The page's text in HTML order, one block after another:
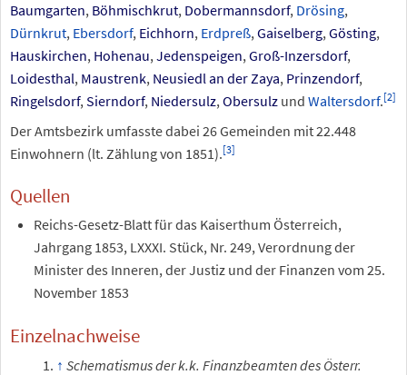
Baumgarten, Böhmischkrut, Dobermannsdorf, Drösing,
Dürnkrut, Ebersdorf, Eichhorn, Erdpreß,Gaiselberg,Gösting,
Hauskirchen, Hohenau,Jedenspeigen,Groß-Inzersdorf,
Loidesthal, Maustrenk, Neusiedl an der Zaya, Prinzendorf,
Ringelsdorf,Sierndorf, Niedersulz,Obersulz und Waltersdorf.[2]
Der Amtsbezirk umfasste dabei 26 Gemeinden mit 22.448
Einwohnern (lt. Zählung von 1851).[3]
Quellen
Reichs-Gesetz-Blatt für das Kaiserthum Österreich,
Jahrgang 1853, LXXXI. Stück, Nr. 249, Verordnung der
Minister des Inneren, der Justiz und der Finanzen vom 25.
November 1853
Einzelnachweise
Schematismus der k.k. Finanzbeamten des Österr.